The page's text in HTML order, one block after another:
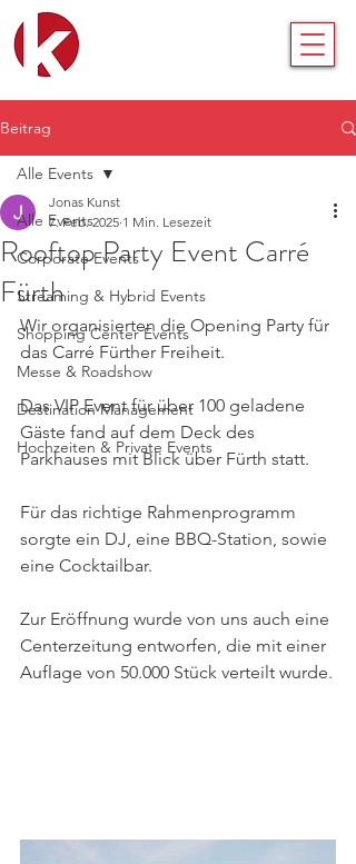
Beitrag
Alle Events
Corporate Events
Streaming & Hybrid Events
Shopping Center Events
Messe & Roadshow
Destination Management
Hochzeiten & Private Events
Alle Events
Rooftop Party Event Carré
Fürth
Jonas Kunst
7. Feb. 2025 1 Min. Lesezeit
Wir organisierten die Opening Party für
das Carré Fürther Freiheit.
Das VIP Event für über 100 geladene
Gäste fand auf dem Deck des
Parkhauses mit Blick über Fürth statt.
Für das richtige Rahmenprogramm
sorgte ein DJ, eine BBQ-Station, sowie
eine Cocktailbar.
Zur Eröffnung wurde von uns auch eine
Centerzeitung entworfen, die mit einer
Auflage von 50.000 Stück verteilt wurde.